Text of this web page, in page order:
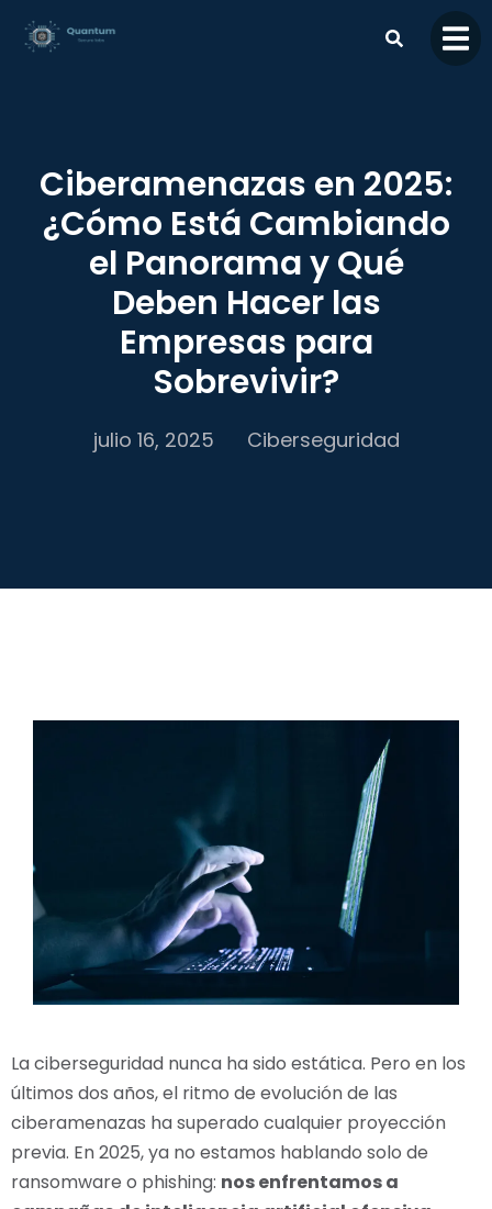
contenido
Ciberamenazas en 2025:
¿Cómo Está Cambiando
el Panorama y Qué
Deben Hacer las
Empresas para
Sobrevivir?
julio 16, 2025 Ciberseguridad
La ciberseguridad nunca ha sido estática. Pero en los
últimos dos años, el ritmo de evolución de las
ciberamenazas ha superado cualquier proyección
previa. En 2025, ya no estamos hablando solo de
ransomware o phishing: nos enfrentamos a